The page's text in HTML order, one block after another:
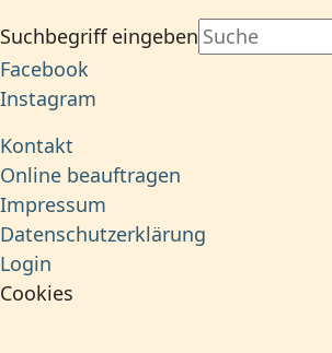
Suchbegriff eingeben
Facebook
Instagram
Kontakt
Online beauftragen
Impressum
Datenschutzerklärung
Login
Cookies